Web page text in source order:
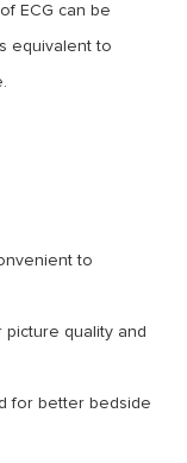
ECG can be
equivalent to
to
quality and
for better bedside